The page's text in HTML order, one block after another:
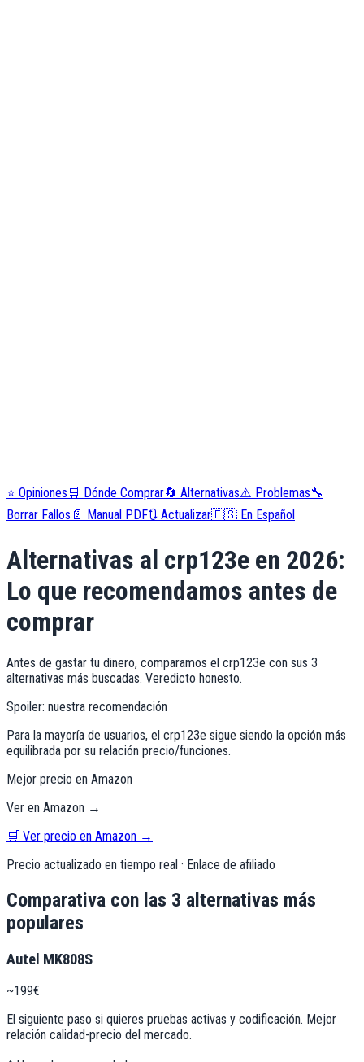
⭐ Opiniones 🛒 Dónde Comprar🔄 Alternativas⚠️ Problemas🔧
Borrar Fallos 📄 Manual PDF🔃 Actualizar🇪🇸 En Español
Alternativas al crp123e en 2026:
Lo que recomendamos antes de
comprar
Antes de gastar tu dinero, comparamos el crp123e con sus 3
alternativas más buscadas. Veredicto honesto.
Spoiler: nuestra recomendación
Para la mayoría de usuarios, el crp123e sigue siendo la opción más
equilibrada por su relación precio/funciones.
Mejor precio en Amazon
Ver en Amazon →
🛒 Ver precio en Amazon →
Precio actualizado en tiempo real · Enlace de afiliado
Comparativa con las 3 alternativas más
populares
Autel MK808S
~199€
El siguiente paso si quieres pruebas activas y codificación. Mejor
relación calidad-precio del mercado.